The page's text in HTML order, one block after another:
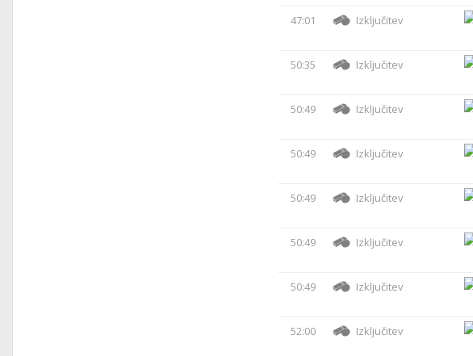
47:01
Izključitev
50:35 Izključitev
50:49 Izključitev
50:49 Izključitev
50:49 Izključitev
50:49 Izključitev
50:49 Izključitev
52:00 Izključitev